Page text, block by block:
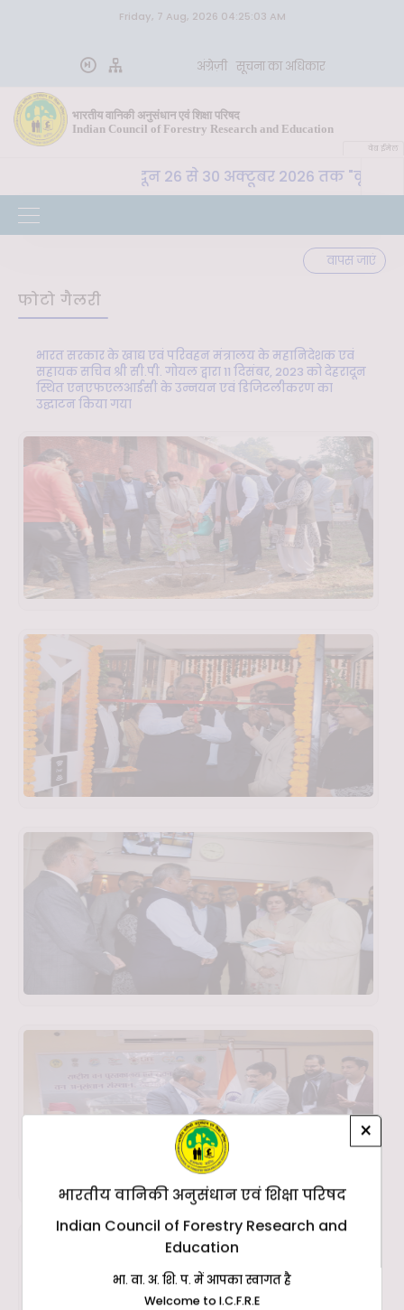
Friday, 7 Aug, 2026 04:25:03 AM
अंग्रेज़ी सूचना का अधिकार
भारतीय वानिकी अनुसंधान एवं शिक्षा परिषद
Indian Council of Forestry Research and Education
वेब ईमेल
अ. शि. प. , देहरादून 26 से 30 अक्टूबर 2026 तक "कृषि-
वापस जाएं
फोटो गैलरी
भारत सरकार के खाद्य एवं परिवहन मंत्रालय के महानिदेशक एवं
सहायक सचिव श्री सी.पी. गोयल द्वारा 11 दिसंबर, 2023 को देहरादून
स्थित एनएफएलआईसी के उन्नयन एवं डिजिटलीकरण का
उद्घाटन किया गया
×
भारतीय वानिकी अनुसंधान एवं शिक्षा परिषद
Indian Council of Forestry Research and
Education
भा. वा. अ. शि. प. में आपका स्वागत है
Welcome to I.C.F.R.E